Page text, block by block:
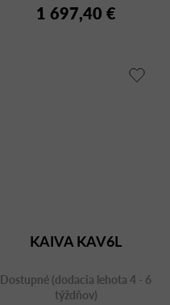
1 697,40 €
KAIVA KAV6L
Dostupné (dodacia lehota 4 - 6
týždňov)